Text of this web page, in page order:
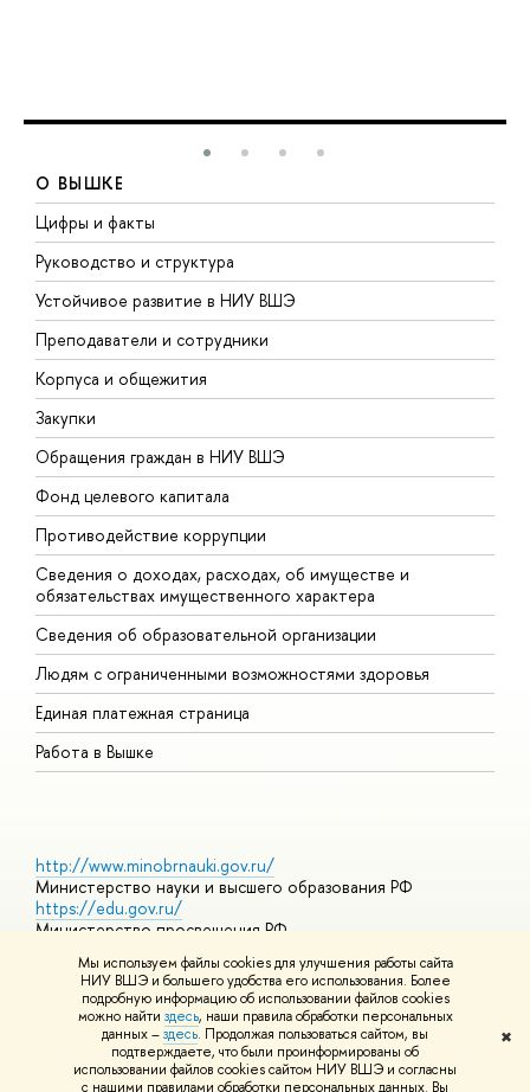
Мы используем файлы cookies для улучшения работы сайта
НИУ ВШЭ и большего удобства его использования. Более
подробную информацию об использовании файлов cookies
можно найти здесь, наши правила обработки персональных
данных –здесь. Продолжая пользоваться сайтом, вы
подтверждаете, что были проинформированы об
использовании файлов cookies сайтом НИУ ВШЭ и согласны
с нашими правилами обработки персональных данных. Вы
✖
О ВЫШКЕ
Цифры и факты
Руководство и структура
Устойчивое развитие в НИУ ВШЭ
Преподаватели и сотрудники
Корпуса и общежития
Закупки
Обращения граждан в НИУ ВШЭ
Фонд целевого капитала
Противодействие коррупции
Сведения о доходах, расходах, об имуществе и
обязательствах имущественного характера
Сведения об образовательной организации
Людям с ограниченными возможностями здоровья
Единая платежная страница
Работа в Вышке
http://www.minobrnauki.gov.ru/
Министерство науки и высшего образования РФ
https://edu.gov.ru/
Министерство просвещения РФ
https://elearning.hse.ru/mooc
Массовые открытые онлайн-курсы
© НИУ ВШЭ 1993–2026 Адреса и контактыУсловия
использования материалов Политика конфиденциальности